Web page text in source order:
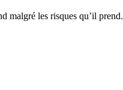
malgré les risques qu’il prend.